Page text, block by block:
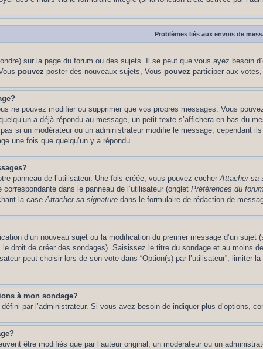
Problèmes liés aux envois de
sur la page du forum ou des sujets. Il se peut que vous ayez besoin
pouvez poster des nouveaux sujets, Vous pouvez participer aux
ne pouvez modifier ou supprimer que vos propres messages. Vous
a déjà répondu au message, un petit texte s’affichera en bas du
si un modérateur ou un administrateur modifie le message, cependant
une fois que quelqu’un y a répondu.
panneau de l’utilisateur. Une fois créée, vous pouvez cocherAttacher sa
dans le panneau de l’utilisateur (onglet Préférences du
la caseAttacher sa signature dans le formulaire de rédaction de
d’un nouveau sujet ou la modification du premier message d’un
droit de créer des sondages). Saisissez le titre du sondage et au moins
peut choisir lors de son vote dans “Option(s) par l’utilisateur”, limiter
à mon sondage?
par l’administrateur. Si vous avez besoin de indiquer plus d’options,
être modifiés que par l’auteur original, un modérateur ou un